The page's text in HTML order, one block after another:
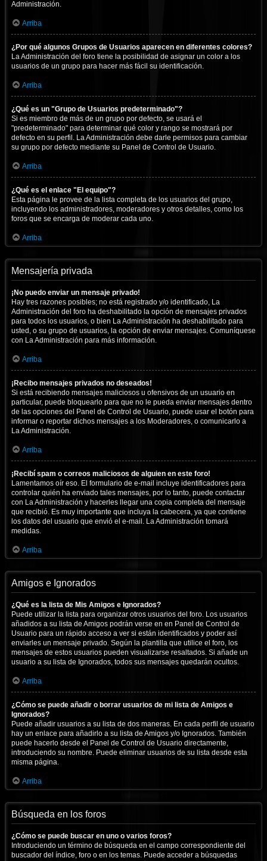
Administración.
Arriba
¿Por qué algunos Grupos de Usuarios aparecen en diferentes colores?
La Administración del foro tiene la posibilidad de asignar un color a los
usuarios de un grupo para hacer más fácil su identificación.
Arriba
¿Qué es un "Grupo de Usuarios predeterminado"?
Si es miembro de más de un grupo por defecto, se usará el
"predeterminado" para determinar qué color y rango se mostrará por
defecto en su perfil. La Administración debe darle permisos para cambiar
su grupo por defecto mediante su Panel de Control de Usuario.
Arriba
¿Qué es el enlace "El equipo"?
Esta página le provee de la lista completa de los usuarios del grupo,
incluyendo los administradores, moderadores y otros detalles, como los
foros que se encarga de moderar cada uno.
Arriba
Mensajería privada
¡No puedo enviar un mensaje privado!
Hay tres razones posibles; no está registrado y/o identificado, La
Administración del foro ha deshabilitado la opción de mensajes privados
para todos los usuarios, o bien La Administración ha deshabilitado para
usted, o su grupo de usuarios, la opción de enviar mensajes. Comuníquese
con La Administración para más información.
Arriba
¡Recibo mensajes privados no deseados!
Si está recibiendo mensajes maliciosos u ofensivos de un usuario en
particular, puede bloquearlo para que no le pueda enviar mensajes dentro
de las opciones del Panel de Control de Usuario, puede usar el botón para
informar o reportar dichos mensajes a los Moderadores, o comunicarlo a
La Administración.
Arriba
¡Recibí spam o correos maliciosos de alguien en este foro!
Lamentamos oír eso. El formulario de e-mail incluye identificadores para
controlar quién ha enviado tales mensajes, por lo tanto, puede contactar
con La Administración y hacerles llegar una copia completa del mensaje
que recibió. Es muy importante que incluya la cabecera, ya que contiene
los datos del usuario que envió el e-mail. La Administración tomará
medidas.
Arriba
Amigos e Ignorados
¿Qué es la lista de Mis Amigos e Ignorados?
Puede utilizar la lista para organizar otros usuarios del foro. Los usuarios
añadidos a su lista de Amigos podrán verse en en Panel de Control de
Usuario para un rápido acceso a ver si están identificados y poder así
enviarles un mensaje privado. Según la plantilla que utilice el foro, los
mensajes de estos usuarios pueden visualizarse resaltados. Si añade un
usuario a su lista de Ignorados, todos sus mensajes quedarán ocultos.
Arriba
¿Cómo se puede añadir o borrar usuarios de mi lista de Amigos e
Ignorados?
Puede añadir usuarios a su lista de dos maneras. En cada perfil de usuario
hay un enlace para añadirlo a su lista de Amigos y/o Ignorados. También
puede hacerlo desde el Panel de Control de Usuario directamente,
introduciendo su nombre. Puede eliminar usuarios de su lista desde esta
misma página.
Arriba
Búsqueda en los foros
¿Cómo se puede buscar en uno o varios foros?
Introduciendo un término de búsqueda en el campo correspondiente del
buscador del índice, foro o en los temas. Puede acceder a búsquedas